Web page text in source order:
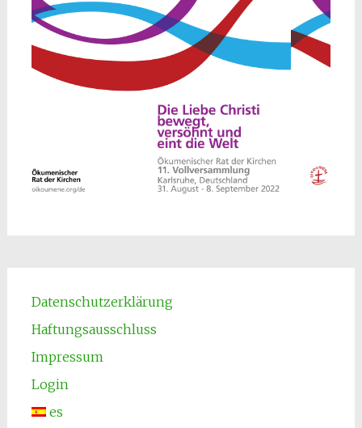
Datenschutzerklärung
Haftungsausschluss
Impressum
Login
es